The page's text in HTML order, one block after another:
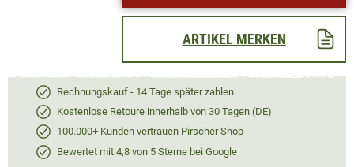
ARTIKEL MERKEN
Rechnungskauf - 14 Tage später zahlen
Kostenlose Retoure innerhalb von 30 Tagen (DE)
100.000+ Kunden vertrauen Pirscher Shop
Bewertet mit 4,8 von 5 Sterne bei Google